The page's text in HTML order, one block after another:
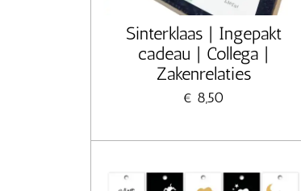
Sinterklaas | Ingepakt
cadeau | Collega |
Zakenrelaties
€ 8,50